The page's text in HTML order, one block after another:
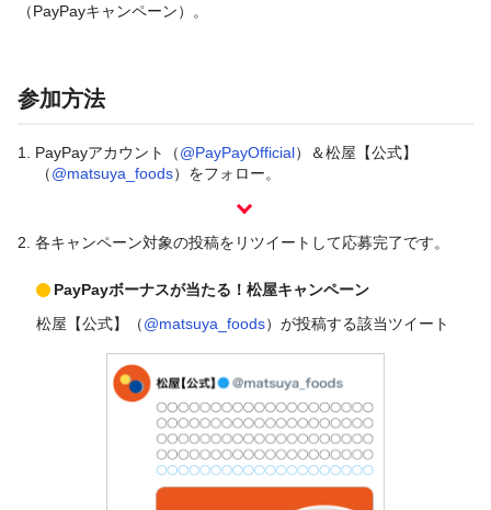
（PayPayキャンペーン）。
参加方法
1. PayPayアカウント（@PayPayOfficial）＆松屋【公式】
（@matsuya_foods）をフォロー。
2. 各キャンペーン対象の投稿をリツイートして応募完了です。
PayPayボーナスが当たる！松屋キャンペーン
松屋【公式】（@matsuya_foods）が投稿する該当ツイート